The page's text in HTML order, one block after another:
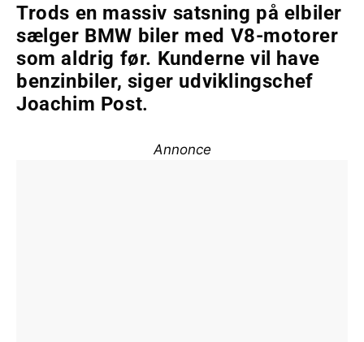
Trods en massiv satsning på elbiler
sælger BMW biler med V8-motorer
som aldrig før. Kunderne vil have
benzinbiler, siger udviklingschef
Joachim Post.
Annonce